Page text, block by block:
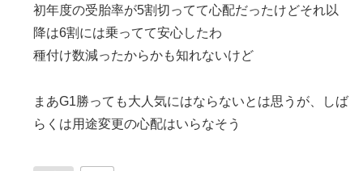
初年度の受胎率が5割切ってて心配だったけどそれ以
降は6割には乗ってて安心したわ
種付け数減ったからかも知れないけど
まあG1勝っても大人気にはならないとは思うが、しば
らくは用途変更の心配はいらなそう